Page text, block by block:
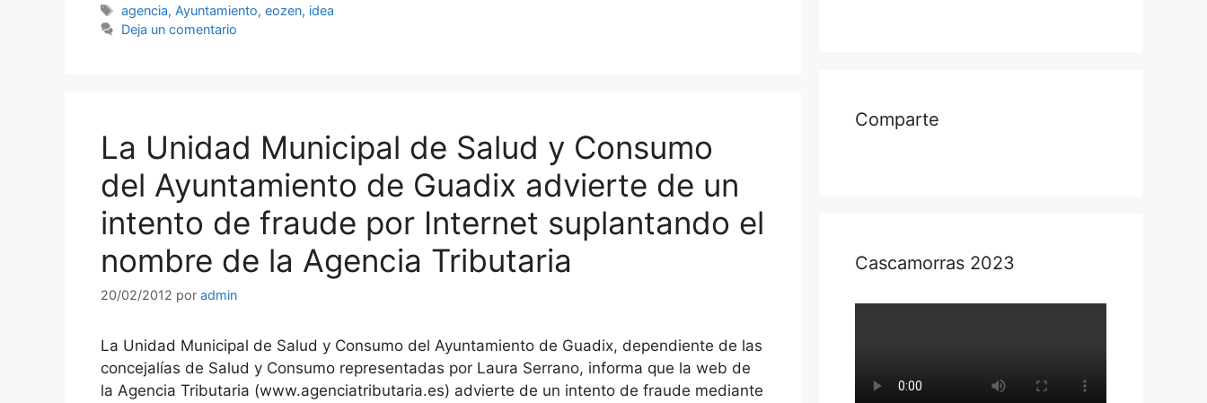
Etiquetas
agencia, Ayuntamiento,eozen, idea
Deja un comentario
La Unidad Municipal de Salud y Consumo
del Ayuntamiento de Guadix advierte de un
intento de fraude por Internet suplantando el
nombre de la Agencia Tributaria
20/02/2012 por admin
La Unidad Municipal de Salud y Consumo del Ayuntamiento de Guadix, dependiente de las
concejalías de Salud y Consumo representadas por Laura Serrano, informa que la web de
la Agencia Tributaria (www.agenciatributaria.es) advierte de un intento de fraude mediante
Comparte
Cascamorras 2023